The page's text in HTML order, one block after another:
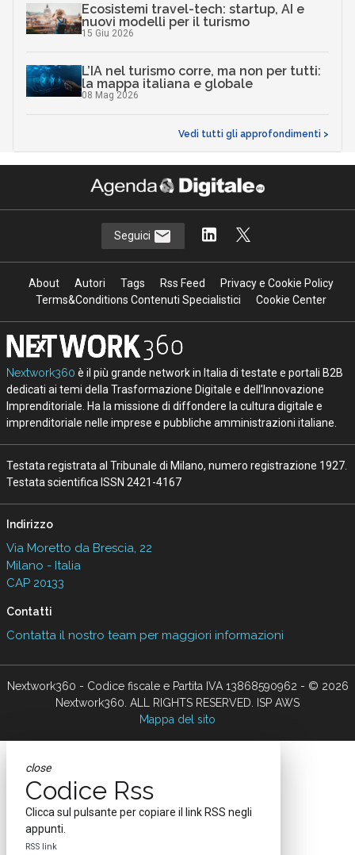
Ecosistemi travel-tech: startup, AI e
nuovi modelli per il turismo
15 Giu 2026
L’IA nel turismo corre, ma non per tutti:
la mappa italiana e globale
08 Mag 2026
Vedi tutti gli approfondimenti >
Seguici
About Autori Tags Rss Feed
Privacy e Cookie Policy
Terms&Conditions Contenuti Specialistici
Cookie Center
Nextwork360 è il più grande network in Italia di testate e portali B2B
dedicati ai temi della Trasformazione Digitale e dell’Innovazione
Imprenditoriale. Ha la missione di diffondere la cultura digitale e
imprenditoriale nelle imprese e pubbliche amministrazioni italiane.
Testata registrata al Tribunale di Milano, numero registrazione 1927.
Testata scientifica ISSN 2421-4167
Indirizzo
Via Moretto da Brescia, 22
Milano - Italia
CAP 20133
Contatti
Contatta il nostro team per maggiori informazioni
Nextwork360 - Codice fiscale e Partita IVA 13868590962 - © 2026
Nextwork360. ALL RIGHTS RESERVED. ISP AWS
Mappa del sito
close
Codice Rss
Clicca sul pulsante per copiare il link RSS negli
appunti.
RSS link